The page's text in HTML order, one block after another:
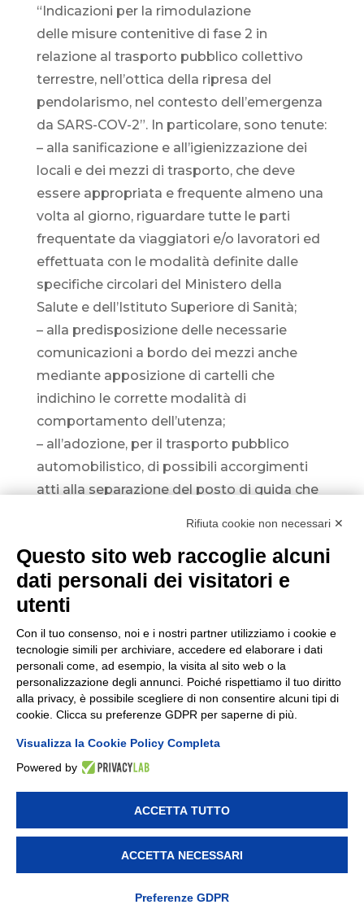
“Indicazioni per la rimodulazione
delle misure contenitive di fase 2 in
relazione al trasporto pubblico collettivo
terrestre, nell’ottica della ripresa del
pendolarismo, nel contesto dell’emergenza
da SARS-COV-2”. In particolare, sono tenute:
– alla sanificazione e all’igienizzazione dei
locali e dei mezzi di trasporto, che deve
essere appropriata e frequente almeno una
volta al giorno, riguardare tutte le parti
frequentate da viaggiatori e/o lavoratori ed
effettuata con le modalità definite dalle
specifiche circolari del Ministero della
Salute e dell’Istituto Superiore di Sanità;
– alla predisposizione delle necessarie
comunicazioni a bordo dei mezzi anche
mediante apposizione di cartelli che
indichino le corrette modalità di
comportamento dell’utenza;
– all’adozione, per il trasporto pubblico
automobilistico, di possibili accorgimenti
atti alla separazione del posto di guida che
dal contagio;
– consentire la salita e la discesa dei
passeggeri dalla porta centrale e dalla porta
posteriore utilizzando idonei tempi di
attesa al fine di evitare contatto tra chi
scende e chi sale; nelle more
dell’adeguamento di sicurezza per la
postazione di guida, nei mezzi dotati di due
porte è consentita
la chiusura della porta anteriore, con
dalla porta posteriore, con idonei tempi di
attesa, al fine di garantire il distanziamento
fisico. Dovrà essere fornita all’utenza la
necessaria informazione sulle modalità di
esecuzione sia a terra che a bordo bus;
Rifiuta cookie non necessari ✕
Questo sito web raccoglie alcuni
dati personali dei visitatori e
utenti
Con il tuo consenso, noi e i nostri partner utilizziamo i cookie e
tecnologie simili per archiviare, accedere ed elaborare i dati
personali come, ad esempio, la visita al sito web o la
personalizzazione degli annunci. Poiché rispettiamo il tuo diritto
alla privacy, è possibile scegliere di non consentire alcuni tipi di
cookie. Clicca su preferenze GDPR per saperne di più.
Visualizza la Cookie Policy Completa
Powered by
ACCETTA TUTTO
ACCETTA NECESSARI
Preferenze GDPR